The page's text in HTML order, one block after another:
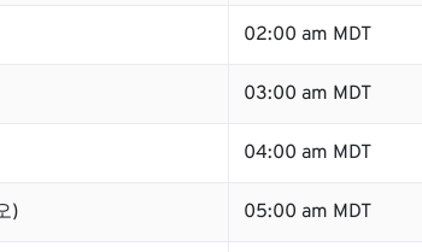
02:00 am MDT
03:00 am MDT
04:00 am MDT
) 05:00 am MDT